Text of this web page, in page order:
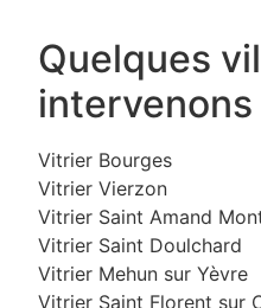
Quelques
intervenons
Vitrier Bourges
Vitrier Vierzon
Vitrier Saint Amand
Vitrier Saint Doulchard
Vitrier Mehun sur Yèvre
Vitrier Saint Florent sur